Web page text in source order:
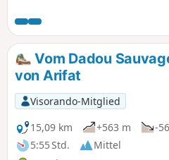
Markierungen wandern und
privaten Markierungen folgen.
die gut markierte Wege
sich eher für die Vallées
entscheiden, die auf Visorando
sind. Achtung: Aufgrund eines
Durchgangsverbots auf
verläuft die Route zwischen den
und (5) auf asphaltierten Wegen.
Gerät ist für diese Route
Vom Dadou
von Arifat
Visorando-Mitglied
15,09 km
+563 m
-
5:55 Std.
Mittel